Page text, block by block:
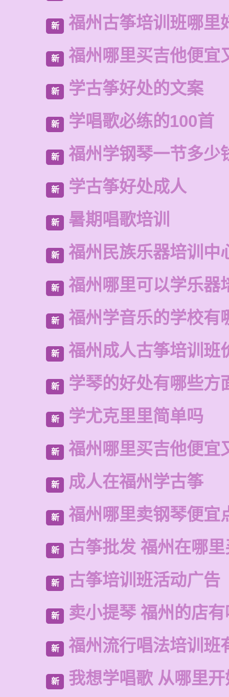
新 福州古筝培训班哪里
新 福州哪里买吉他便宜
新 学古筝好处的文案
新 学唱歌必练的100首
新 福州学钢琴一节多少
新 学古筝好处成人
新 暑期唱歌培训
新 福州民族乐器培训中
新 福州哪里可以学乐器
新 福州学音乐的学校有
新 福州成人古筝培训班
新 学琴的好处有哪些方
新 学尤克里里简单吗
新 福州哪里买吉他便宜
新 成人在福州学古筝
新 福州哪里卖钢琴便宜
新 古筝批发 福州在哪
新 古筝培训班活动广告
新 卖小提琴 福州的店
新 福州流行唱法培训班
新 我想学唱歌 从哪里开